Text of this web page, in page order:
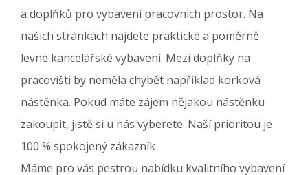
a doplňků pro vybavení pracovních prostor. Na
našich stránkách najdete praktické a poměrně
levné kancelářské vybavení. Mezi doplňky na
pracovišti by neměla chybět například korková
nástěnka. Pokud máte zájem nějakou nástěnku
zakoupit, jistě si u nás vyberete. Naší prioritou je
100 % spokojený zákazník
Máme pro vás pestrou nabídku kvalitního vybavení